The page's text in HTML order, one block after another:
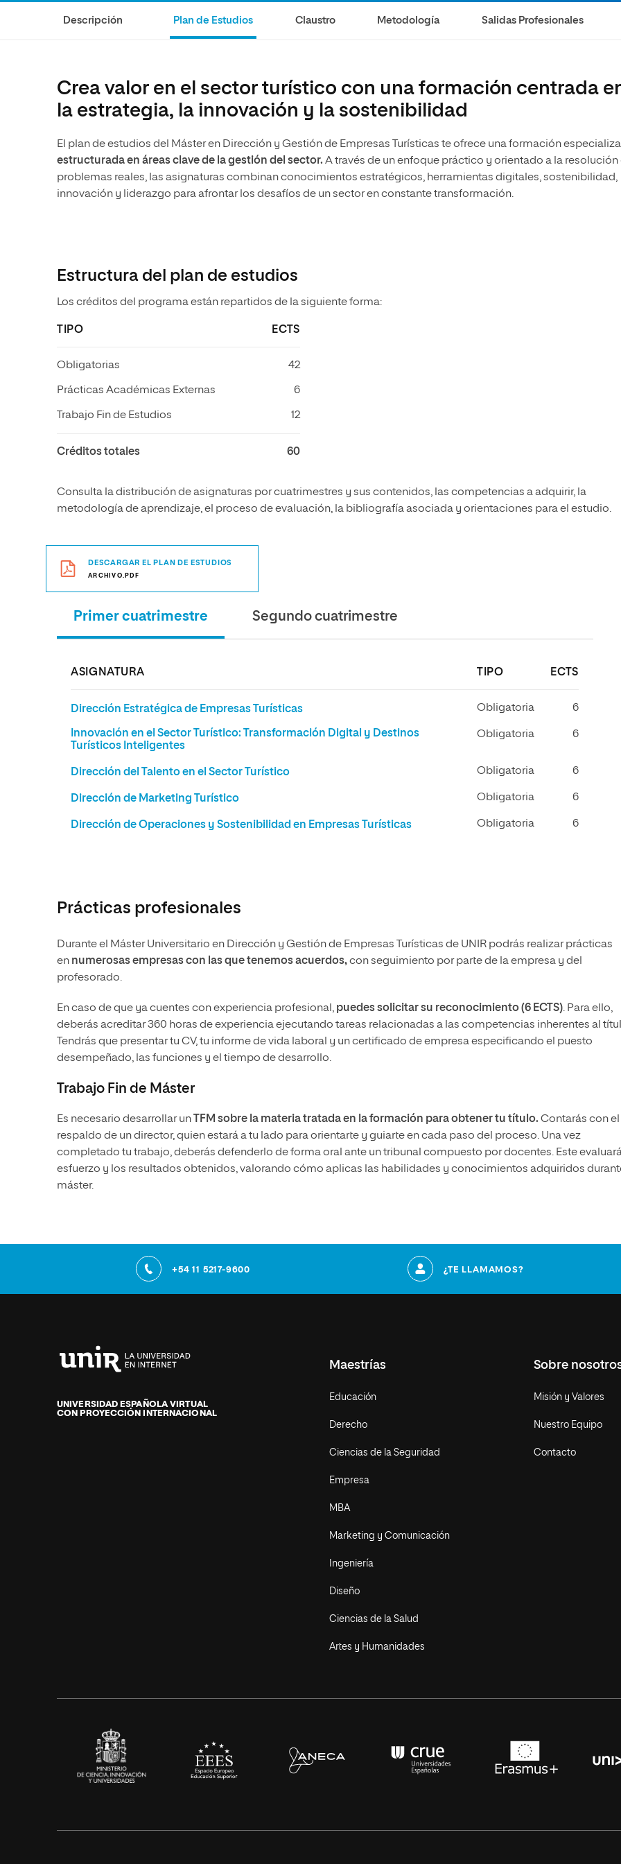
Música
Descripción Plan de Estudios Claustro Metodología Salidas Profesionales
Crea valor en el sector turístico con una formación centrada
la estrategia, la innovación y la sostenibilidad
El plan de estudios del Máster en Dirección y Gestión de Empresas Turísticas te ofrece una formación
estructurada en áreas clave de la gestión del sector. A través de un enfoque práctico y orientado a la resolución
problemas reales, las asignaturas combinan conocimientos estratégicos, herramientas digitales, sostenibilidad,
innovación y liderazgo para afrontar los desafíos de un sector en constante transformación.
Estructura del plan de estudios
Los créditos del programa están repartidos de la siguiente forma:
TIPO ECTS
Obligatorias 42
Prácticas Académicas Externas 6
Trabajo Fin de Estudios 12
Créditos totales 60
Consulta la distribución de asignaturas por cuatrimestres y sus contenidos, las competencias a adquirir, la
metodología de aprendizaje, el proceso de evaluación, la bibliografía asociada y orientaciones para el estudio.
DESCARGAR EL PLAN DE ESTUDIOS
ARCHIVO.PDF
Primer cuatrimestre Segundo cuatrimestre
ASIGNATURA TIPO ECTS
Dirección Estratégica de Empresas Turísticas Obligatoria 6
Innovación en el Sector Turístico: Transformación Digital y Destinos
Turísticos Inteligentes
Obligatoria 6
Dirección del Talento en el Sector Turístico Obligatoria 6
Dirección de Marketing Turístico Obligatoria 6
Dirección de Operaciones y Sostenibilidad en Empresas Turísticas Obligatoria 6
Prácticas profesionales
Durante el Máster Universitario en Dirección y Gestión de Empresas Turísticas de UNIR podrás realizar prácticas
en numerosas empresas con las que tenemos acuerdos,con seguimiento por parte de la empresa y del
profesorado.
En caso de que ya cuentes con experiencia profesional, puedes solicitar su reconocimiento(6 ECTS). Para ello,
deberás acreditar 360 horas de experiencia ejecutando tareas relacionadas a las competencias inherentes al
Tendrás que presentar tu CV, tu informe de vida laboral y un certificado de empresa especificando el puesto
desempeñado, las funciones y el tiempo de desarrollo.
Trabajo Fin de Máster
Es necesario desarrollar un TFM sobre la materia tratada en la formación para obtener tu título. Contarás con el
respaldo de un director, quien estará a tu lado para orientarte y guiarte en cada paso del proceso. Una vez
completado tu trabajo, deberás defenderlo de forma oral ante un tribunal compuesto por docentes. Este
esfuerzo y los resultados obtenidos, valorando cómo aplicas las habilidades y conocimientos adquiridos
máster.
+54 11 5217-9600 ¿TE LLAMAMOS?
de
La
UNIVERSIDAD ESPAÑOLA VIRTUAL
CON PROYECCIÓN INTERNACIONAL
Maestrías
Educación
Derecho
Ciencias de la Seguridad
Empresa
MBA
Marketing y Comunicación
Ingeniería
Diseño
Ciencias de la Salud
Artes y Humanidades
Sobre
Misión y Valores
Nuestro Equipo
Contacto